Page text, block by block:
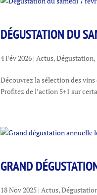
DÉGUSTATION DU
4 Fév 2026 | Actus,Dégustation,
Découvrez la sélection des
Profitez de l’action 5+1 sur
GRAND
18 Nov 2025 | Actus,